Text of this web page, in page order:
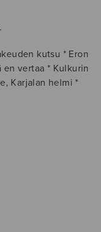
kutsu * Eron
vertaa * Kulkurin
Karjalan helmi *